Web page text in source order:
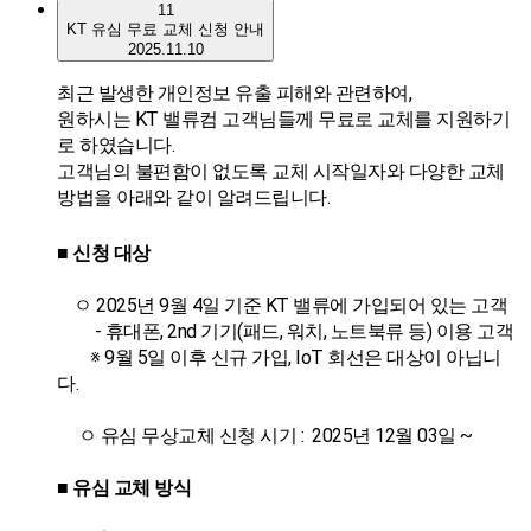
11
KT 유심 무료 교체 신청 안내
2025.11.10
최근 발생한 개인정보 유출 피해와 관련하여,
원하시는 KT 밸류컴 고객님들께 무료로 교체를 지원하기
로 하였습니다.
고객님의 불편함이 없도록 교체 시작일자와 다양한 교체
방법을 아래와 같이 알려드립니다.
■ 신청 대상
ㅇ 2025년 9월 4일 기준 KT 밸류에 가입되어 있는 고객
- 휴대폰, 2nd 기기(패드, 워치, 노트북류 등) 이용 고객
※ 9월 5일 이후 신규 가입, IoT 회선은 대상이 아닙니
다.
ㅇ 유심 무상교체 신청 시기 : 2025년 12월 03일 ~
■ 유심 교체 방식